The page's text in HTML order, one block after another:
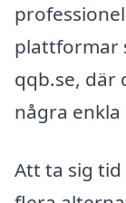
plattformar
qqb.se, där
några enkla
Att ta sig